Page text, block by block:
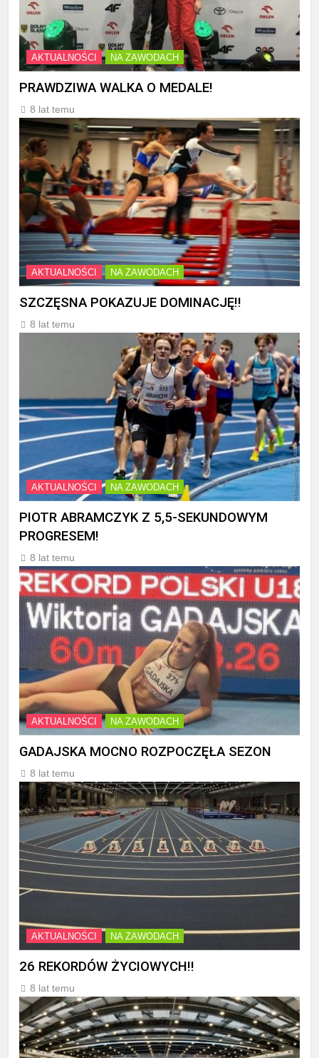
AKTUALNOŚCI NA ZAWODACH
PRAWDZIWA WALKA O MEDALE!
8 lat temu
AKTUALNOŚCI NA ZAWODACH
SZCZĘSNA POKAZUJE DOMINACJĘ!!
8 lat temu
AKTUALNOŚCI NA ZAWODACH
PIOTR ABRAMCZYK Z 5,5-SEKUNDOWYM
PROGRESEM!
8 lat temu
AKTUALNOŚCI NA ZAWODACH
GADAJSKA MOCNO ROZPOCZĘŁA SEZON
8 lat temu
AKTUALNOŚCI NA ZAWODACH
26 REKORDÓW ŻYCIOWYCH!!
8 lat temu